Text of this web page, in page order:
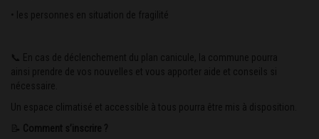
• les personnes en situation de fragilité
📞 En cas de déclenchement du plan canicule, la commune pourra
ainsi prendre de vos nouvelles et vous apporter aide et conseils si
nécessaire.
Un espace climatisé et accessible à tous pourra être mis à disposition.
📝 Comment s’inscrire ?